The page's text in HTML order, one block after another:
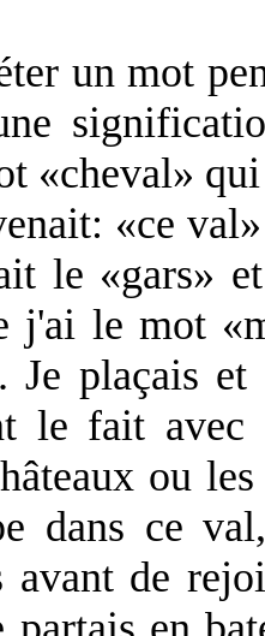
un mot
«cheval»
«ce
le «gars»
j'ai le mot
Je plaçais et
le fait
ou
dans ce
avant de